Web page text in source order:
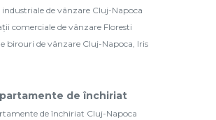
industriale de vânzare Cluj-Napoca
comerciale de vânzare Floresti
birouri de vânzare Cluj-Napoca, Iris
de închiriat
de închiriat Cluj-Napoca